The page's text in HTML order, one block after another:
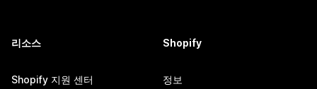
리소스
Shopify 지원 센터
Shopify
정보